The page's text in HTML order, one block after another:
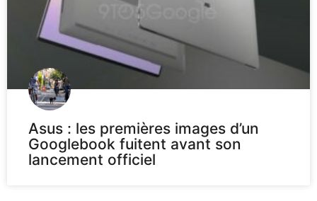
Asus : les premières images d’un
Googlebook fuitent avant son
lancement officiel